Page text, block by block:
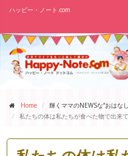
ハッピー・ノート.com
Home
輝くママのNEWSな“おはな
私たちの体は私たちが食べた物で出来